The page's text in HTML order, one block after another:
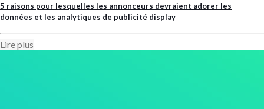
5 raisons pour lesquelles les annonceurs devraient adorer les
données et les analytiques de publicité display
Lire plus